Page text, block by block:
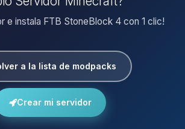
e instala FTB StoneBlock 4 con 1 clic!
a la lista de modpacks
Crear mi servidor